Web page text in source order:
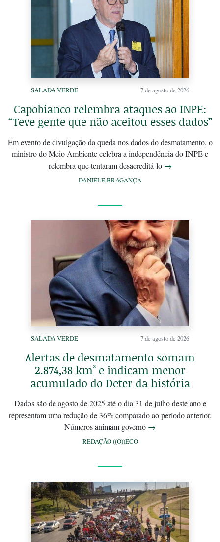
SALADA VERDE 7 de agosto de 2026
Capobianco relembra ataques ao INPE:
“Teve gente que não aceitou esses dados”
Em evento de divulgação da queda nos dados do desmatamento, o
ministro do Meio Ambiente celebra a independência do INPE e
relembra que tentaram desacreditá-lo →
DANIELE BRAGANÇA
SALADA VERDE 7 de agosto de 2026
Alertas de desmatamento somam
2.874,38 km² e indicam menor
acumulado do Deter da história
Dados são de agosto de 2025 até o dia 31 de julho deste ano e
representam uma redução de 36% comparado ao período anterior.
Números animam governo →
REDAÇÃO ((O))ECO